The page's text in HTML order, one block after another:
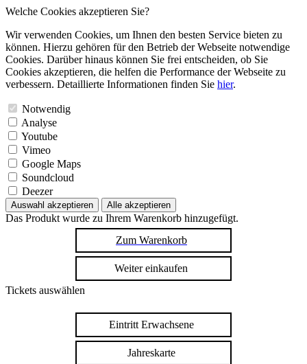
Welche Cookies akzeptieren Sie?
Wir verwenden Cookies, um Ihnen den besten Service bieten zu
können. Hierzu gehören für den Betrieb der Webseite notwendige
Cookies. Darüber hinaus können Sie frei entscheiden, ob Sie
Cookies akzeptieren, die helfen die Performance der Webseite zu
verbessern. Detaillierte Informationen finden Sie hier.
Notwendig
Analyse
Youtube
Vimeo
Google Maps
Soundcloud
Deezer
Auswahl akzeptieren Alle akzeptieren
Das Produkt wurde zu Ihrem Warenkorb hinzugefügt.
Zum Warenkorb
Weiter einkaufen
Tickets auswählen
Eintritt Erwachsene
Jahreskarte